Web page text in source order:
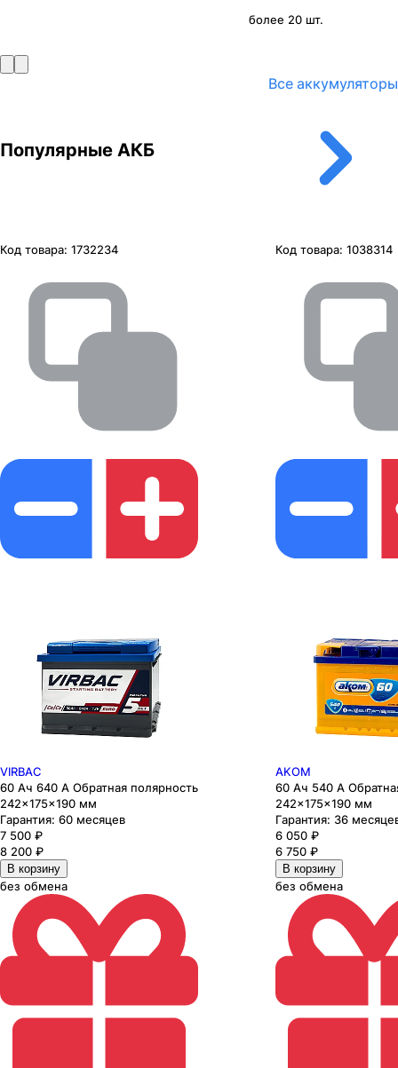
более 20 шт.
Популярные АКБ
Все аккумуляторы
Код товара: 1732234
VIRBAC
60 Ач 640 А Обратная полярность
242×175×190 мм
Гарантия: 60 месяцев
7 500 ₽
8 200 ₽
В корзину
без обмена
Код товара: 1038314
AKOM
60 Ач 540 А
242×175×190 мм
Гарантия: 36
6 050 ₽
6 750 ₽
В корзину
без обмена